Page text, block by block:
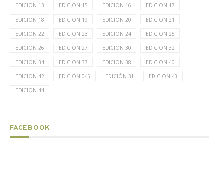
EDICION 13 EDICION 15 EDICION 16 EDICION 17
EDICION 18 EDICION 19 EDICION 20 EDICION 21
EDICION 22 EDICION 23 EDICION 24 EDICION 25
EDICION 26 EDICION 27 EDICION 30 EDICION 32
EDICION 34 EDICION 37 EDICION 38 EDICION 40
EDICION 42 EDICIÓN 045 EDICIÓN 31 EDICIÓN 43
EDICIÓN 44
FACEBOOK